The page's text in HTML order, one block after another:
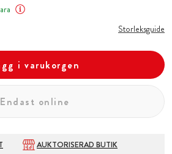
Storleksguide
i varukorgen
Endast online
AUKTORISERAD BUTIK